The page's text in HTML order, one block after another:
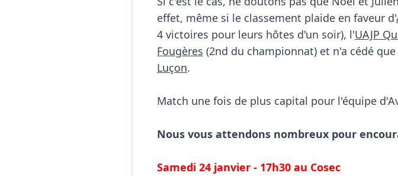
effet, même si le classement plaide en faveur d'
4 victoires pour leurs hôtes d'un soir), l'UAJP
Fougères
Luçon.
Match une fois de plus capital pour l'équipe
Nous vous attendons nombreux pour
Samedi 24 janvier - 17h30 au Cosec